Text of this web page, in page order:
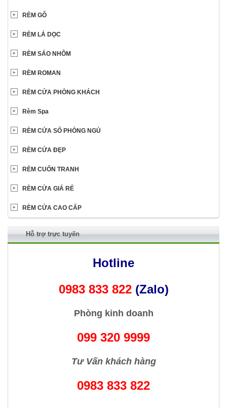
RÈM GỖ
RÈM LÁ DỌC
RÈM SÁO NHÔM
RÈM ROMAN
RÈM CỬA PHÒNG KHÁCH
Rèm Spa
RÈM CỬA SỔ PHÒNG NGỦ
RÈM CỬA ĐẸP
RÈM CUỐN TRANH
RÈM CỬA GIÁ RẺ
RÈM CỬA CAO CẤP
Hỗ trợ trực tuyến
Hotline
0983 833 822 (Zalo)
Phòng kinh doanh
099 320 9999
Tư Vấn khách hàng
0983 833 822